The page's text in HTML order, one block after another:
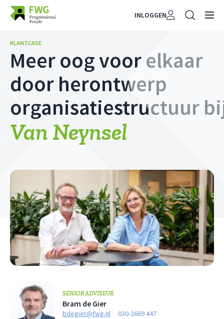
INLOGGEN
KLANTCASE
Meer oog voor elkaar
door herontwerp
organisatiestructuur
Van Neynsel
SENIOR ADVISEUR
Bram de Gier
bdegier@fwg.nl 030-2669 447